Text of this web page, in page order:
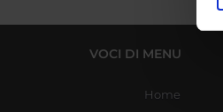
VOCI DI MENU
Home